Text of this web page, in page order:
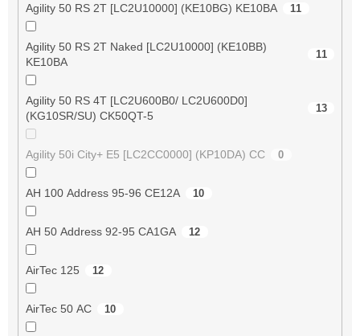
Agility 50 RS 2T [LC2U10000] (KE10BG) KE10BA 11
Agility 50 RS 2T Naked [LC2U10000] (KE10BB)
KE10BA
11
Agility 50 RS 4T [LC2U600B0/ LC2U600D0]
(KG10SR/SU) CK50QT-5
13
Agility 50i City+ E5 [LC2CC0000] (KP10DA) CC 0
AH 100 Address 95-96 CE12A 10
AH 50 Address 92-95 CA1GA 12
AirTec 125 12
AirTec 50 AC 10